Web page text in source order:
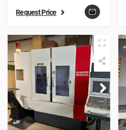
Request Price